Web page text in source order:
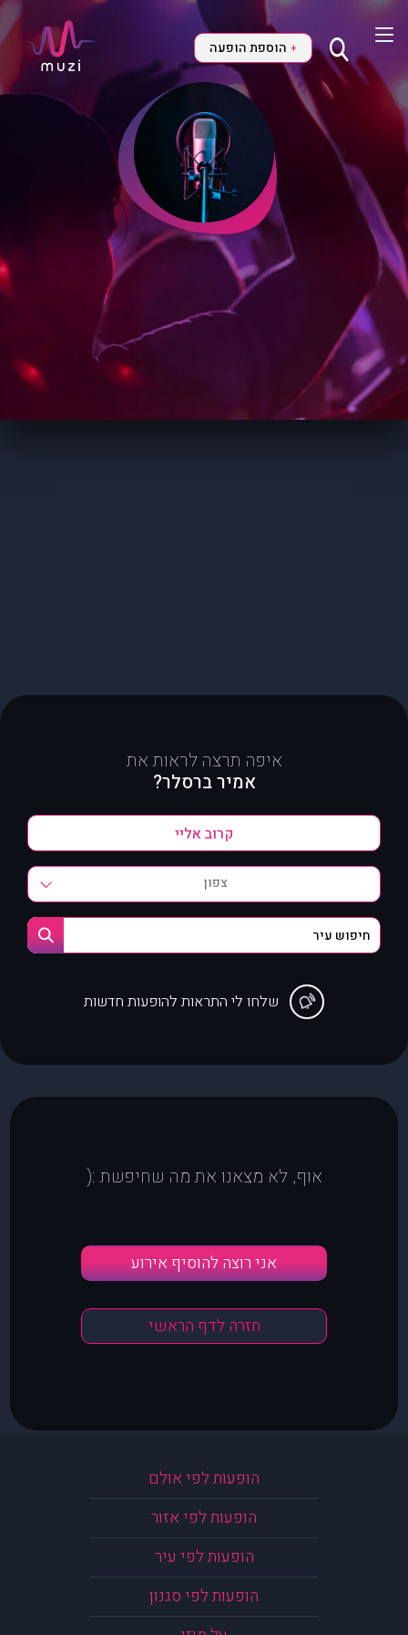
+ הוספת הופעה
איפה תרצה לראות את
אמיר ברסלר?
צפון
שלחו לי התראות להופעות חדשות
אוף, לא מצאנו את מה שחיפשת :(
אני רוצה להוסיף אירוע
חזרה לדף הראשי
הופעות לפי אולם
הופעות לפי אזור
הופעות לפי עיר
הופעות לפי סגנון